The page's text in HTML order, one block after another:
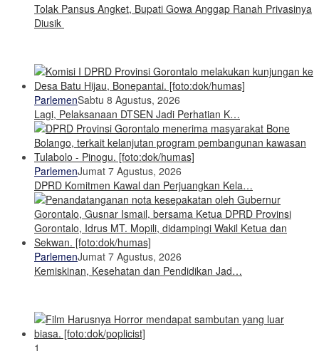
Tolak Pansus Angket, Bupati Gowa Anggap Ranah Privasinya
Diusik
ParlemenSabtu 8 Agustus, 2026
Lagi, Pelaksanaan DTSEN Jadi Perhatian K…
ParlemenJumat 7 Agustus, 2026
DPRD Komitmen Kawal dan Perjuangkan Kela…
ParlemenJumat 7 Agustus, 2026
Kemiskinan, Kesehatan dan Pendidikan Jad…
1